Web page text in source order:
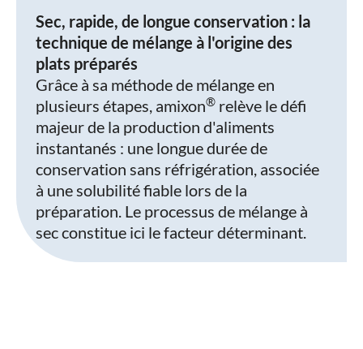
Sec, rapide, de longue conservation : la
technique de mélange à l'origine des
plats préparés
Grâce à sa méthode de mélange en
plusieurs étapes, amixon® relève le défi
majeur de la production d'aliments
instantanés : une longue durée de
conservation sans réfrigération, associée
à une solubilité fiable lors de la
préparation. Le processus de mélange à
sec constitue ici le facteur déterminant.